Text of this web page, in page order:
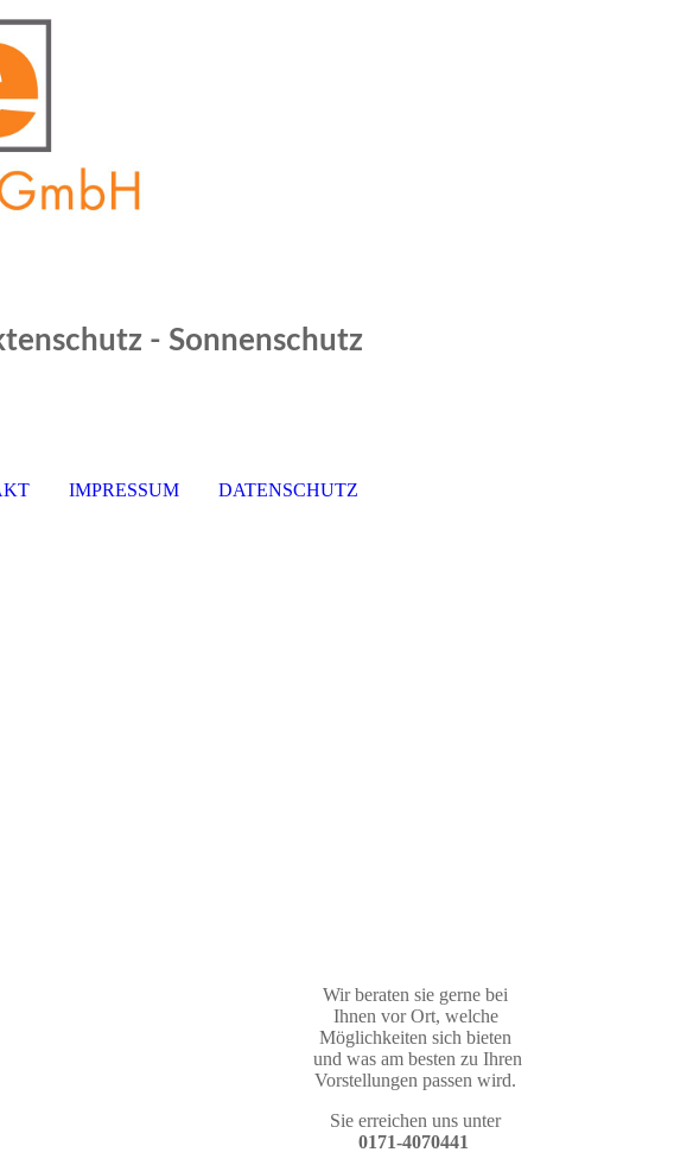
- Sonnenschutz
IMPRESSUM DATENSCHUTZ
Wir beraten sie gerne bei
Ihnen vor Ort, welche
Möglichkeiten sich bieten
und was am besten zu Ihren
Vorstellungen passen wird.
Sie erreichen uns unter
0171-4070441